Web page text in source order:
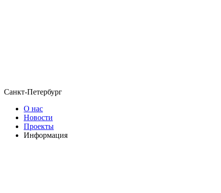
Санкт-Петербург
О нас
Новости
Проекты
Информация